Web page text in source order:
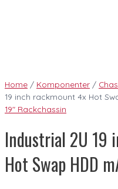
Home / Komponenter /
19 inch rackmount 4x Hot
19" Rackchassin
Industrial 2U 19
Hot Swap HDD